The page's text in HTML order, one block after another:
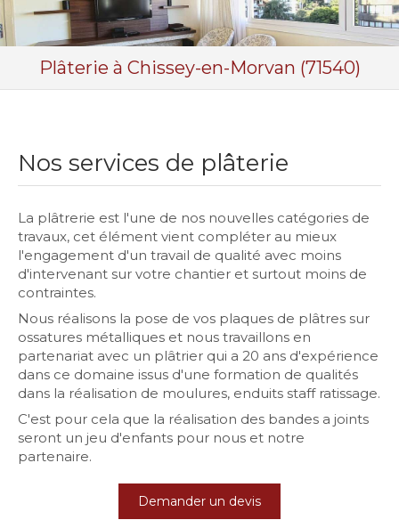
Plâterie à Chissey-en-Morvan (71540)
Nos services de plâterie
La plâtrerie est l'une de nos nouvelles catégories de
travaux, cet élément vient compléter au mieux
l'engagement d'un travail de qualité avec moins
d'intervenant sur votre chantier et surtout moins de
contraintes.
Nous réalisons la pose de vos plaques de plâtres sur
ossatures métalliques et nous travaillons en
partenariat avec un plâtrier qui a 20 ans d'expérience
dans ce domaine issus d'une formation de qualités
dans la réalisation de moulures, enduits staff ratissage.
C'est pour cela que la réalisation des bandes a joints
seront un jeu d'enfants pour nous et notre
partenaire.
Demander un devis